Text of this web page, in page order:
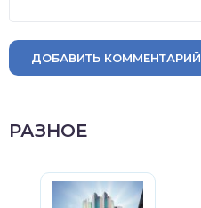
ДОБАВИТЬ КОММЕНТАРИЙ
РАЗНОЕ